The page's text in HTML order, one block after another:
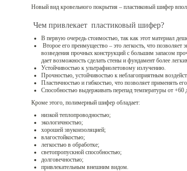
Новый вид кровельного покрытия – пластиковый шифер
Чем привлекает пластиковый шифер?
В первую очередь стоимостью, так как этот материал
Второе его преимущество – это легкость, что позволяет
возведения прочных конструкций с большим запасом
дает возможность сделать стены и фундамент более
Устойчивостью к ультрафиолетовому излучению.
Прочностью, устойчивостью к неблагоприятным
Пластичностью и гибкостью, что позволяет применять
Способностью выдерживать перепад температуры от +60
Кроме этого, полимерный шифер обладает:
низкой теплопроводностью;
экологичностью;
хорошей звукоизоляцией;
влагостойкостью;
легкостью в обработке;
светопропускной способностью;
долговечностью;
привлекательным внешним видом.